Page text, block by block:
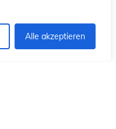
Alle akzeptieren